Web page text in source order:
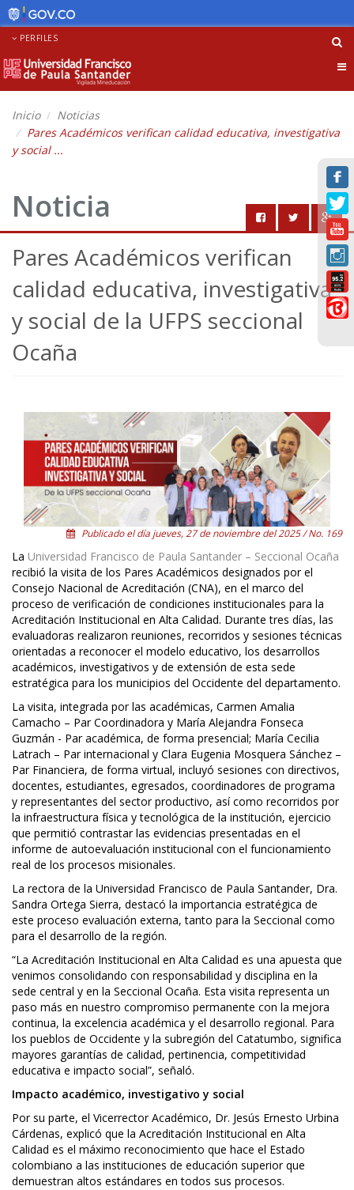
PERFILES
Inicio
Noticias
Pares Académicos verifican calidad educativa, investigativa
y social ...
Noticia
Pares Académicos verifican
calidad educativa, investigativa
y social de la UFPS seccional
Ocaña
Publicado el día jueves, 27 de noviembre del 2025 / No. 169
La Universidad Francisco de Paula Santander – Seccional Ocaña
recibió la visita de los Pares Académicos designados por el
Consejo Nacional de Acreditación (CNA), en el marco del
proceso de verificación de condiciones institucionales para la
Acreditación Institucional en Alta Calidad. Durante tres días, las
evaluadoras realizaron reuniones, recorridos y sesiones técnicas
orientadas a reconocer el modelo educativo, los desarrollos
académicos, investigativos y de extensión de esta sede
estratégica para los municipios del Occidente del departamento.
La visita, integrada por las académicas, Carmen Amalia
Camacho – Par Coordinadora y María Alejandra Fonseca
Guzmán - Par académica, de forma presencial; María Cecilia
Latrach – Par internacional y Clara Eugenia Mosquera Sánchez –
Par Financiera, de forma virtual, incluyó sesiones con directivos,
docentes, estudiantes, egresados, coordinadores de programa
y representantes del sector productivo, así como recorridos por
la infraestructura física y tecnológica de la institución, ejercicio
que permitió contrastar las evidencias presentadas en el
informe de autoevaluación institucional con el funcionamiento
real de los procesos misionales.
La rectora de la Universidad Francisco de Paula Santander, Dra.
Sandra Ortega Sierra, destacó la importancia estratégica de
este proceso evaluación externa, tanto para la Seccional como
para el desarrollo de la región.
“La Acreditación Institucional en Alta Calidad es una apuesta que
venimos consolidando con responsabilidad y disciplina en la
sede central y en la Seccional Ocaña. Esta visita representa un
paso más en nuestro compromiso permanente con la mejora
continua, la excelencia académica y el desarrollo regional. Para
los pueblos de Occidente y la subregión del Catatumbo, significa
mayores garantías de calidad, pertinencia, competitividad
educativa e impacto social”, señaló.
Impacto académico, investigativo y social
Por su parte, el Vicerrector Académico, Dr. Jesús Ernesto Urbina
Cárdenas, explicó que la Acreditación Institucional en Alta
Calidad es el máximo reconocimiento que hace el Estado
colombiano a las instituciones de educación superior que
demuestran altos estándares en todos sus procesos.